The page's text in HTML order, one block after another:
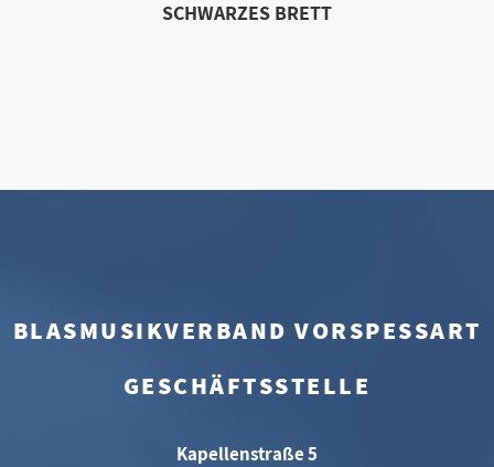
SCHWARZES BRETT
BLASMUSIKVERBAND VORSPESSART
GESCHÄFTSSTELLE
Kapellenstraße 5